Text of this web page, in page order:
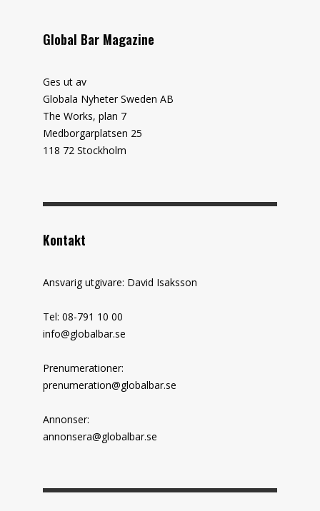
Global Bar Magazine
Ges ut av
Globala Nyheter Sweden AB
The Works, plan 7
Medborgarplatsen 25
118 72 Stockholm
Kontakt
Ansvarig utgivare: David Isaksson
Tel: 08-791 10 00
info@globalbar.se
Prenumerationer:
prenumeration@globalbar.se
Annonser:
annonsera@globalbar.se